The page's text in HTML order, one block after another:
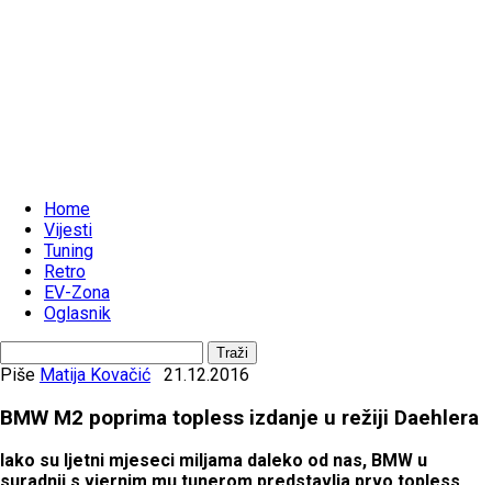
Home
Vijesti
Tuning
Retro
EV-Zona
Oglasnik
Piše Matija Kovačić 21.12.2016
BMW M2 poprima topless izdanje u režiji Daehlera
Iako su ljetni mjeseci miljama daleko od nas, BMW u